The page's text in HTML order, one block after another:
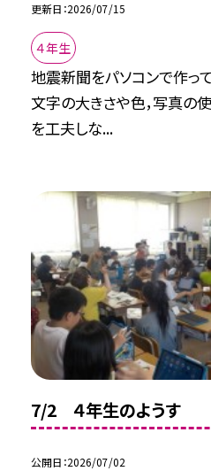
更新日 2026/07/15
４年生
地震新聞をパソコンで作っ
文字の大きさや色，写真の
を工夫しな...
7/2 ４年生のようす
公開日 2026/07/02